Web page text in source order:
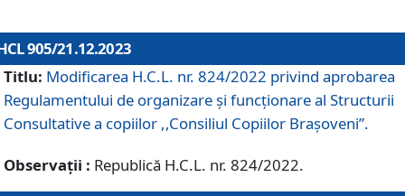
905/21.12.2023
Titlu: Modificarea H.C.L. nr. 824/2022 privind aprobarea
Regulamentului de organizare şi funcţionare al Structurii
Consultative a copiilor ,,Consiliul Copiilor Braşoveni”.
Observații : Republică H.C.L. nr. 824/2022.